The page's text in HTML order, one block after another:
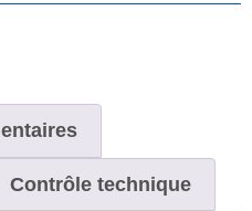
Contrôle technique